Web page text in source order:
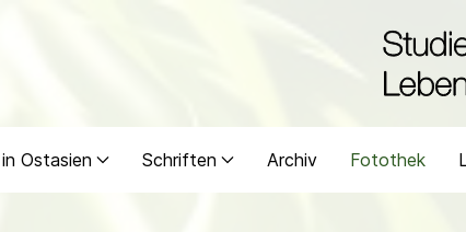
Ostasien Schriften Archiv Fotothek